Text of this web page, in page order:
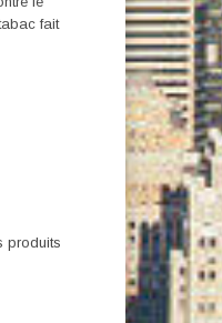
fait
produits